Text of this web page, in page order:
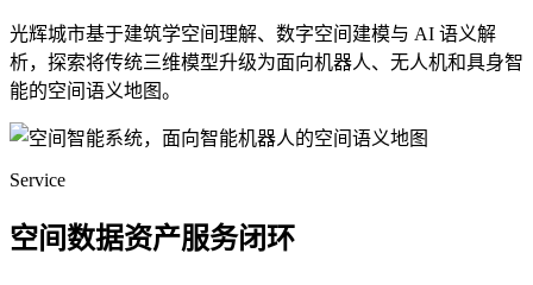
光辉城市基于建筑学空间理解、数字空间建模与 AI 语义解
析，探索将传统三维模型升级为面向机器人、无人机和具身智
能的空间语义地图。
Service
空间数据资产服务闭环